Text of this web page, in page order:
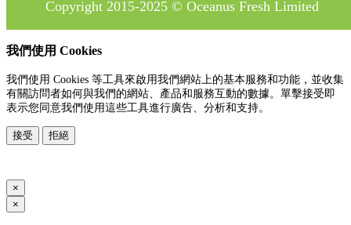
Copyright 2015-2025 © Oceanus Fresh Limited
我們使用 Cookies
我們使用 Cookies 等工具來啟用我們網站上的基本服務和功能，並收集
有關訪問者如何與我們的網站、產品和服務互動的數據。單擊接受即
表示您同意我們使用這些工具進行廣告、分析和支持。
接受 拒絕
×
×